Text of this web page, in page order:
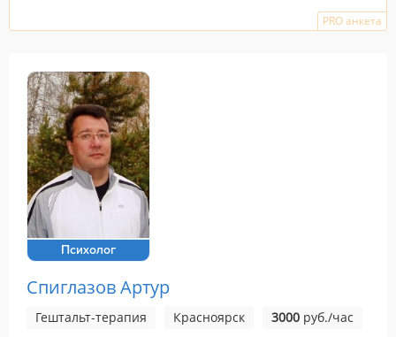
PRO анкета
Психолог
Спиглазов Артур
Гештальт-терапия Красноярск 3000 руб./час